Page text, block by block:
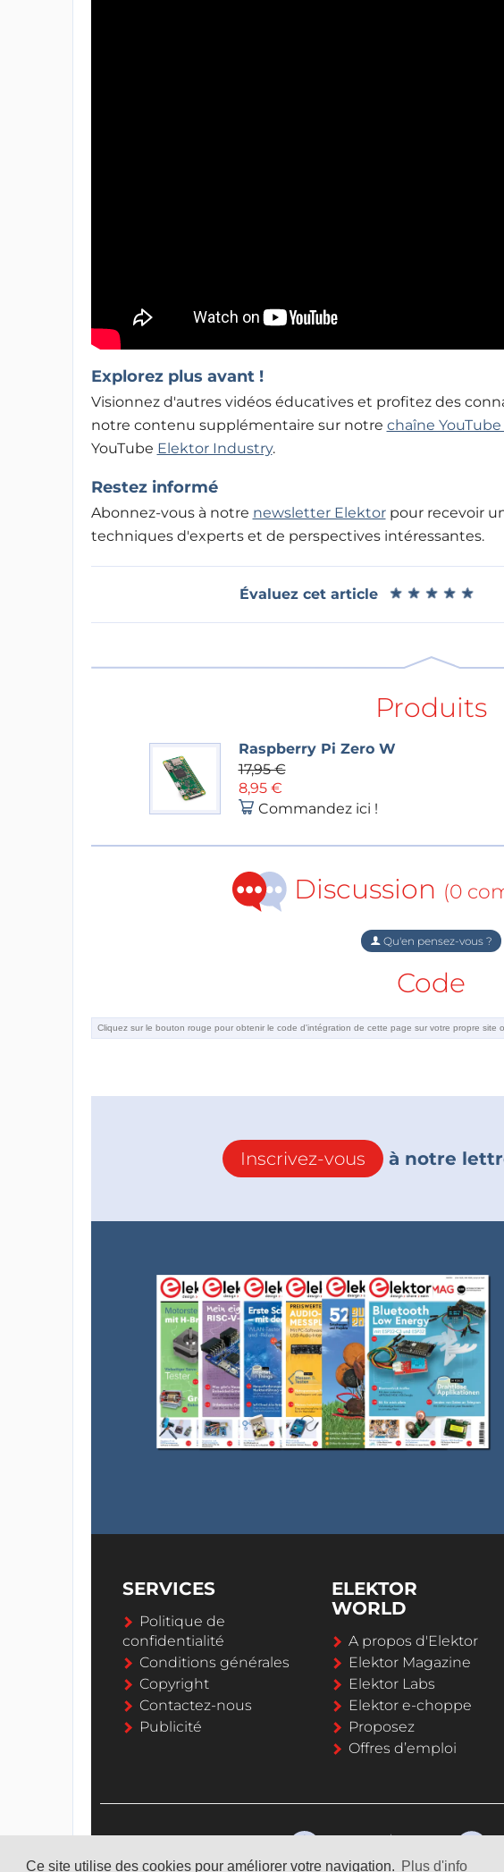
Ce site utilise des cookies pour améliorer votre navigation. Plus d'info
Explorez plus avant !
Visionnez d'autres vidéos éducatives et profitez des
notre contenu supplémentaire sur notre chaîne
YouTube Elektor Industry.
Restez informé
Abonnez-vous à notre newsletter Elektorpour recevoir
techniques d'experts et de perspectives intéressantes.
Évaluez cet article ★ ★ ★ ★ ★
★ ★ ★ ★ ★
Produits
Raspberry Pi Zero W
17,95 €
8,95 €
Commandez ici !
Discussion (0
Qu'en pensez-vous ?
Code
Inscrivez-vous à notre
SERVICES
Politique de
confidentialité
Conditions générales
Copyright
Contactez-nous
Publicité
ELEKTOR
WORLD
A propos d'Elektor
Elektor Magazine
Elektor Labs
Elektor e-choppe
Proposez
Offres d’emploi